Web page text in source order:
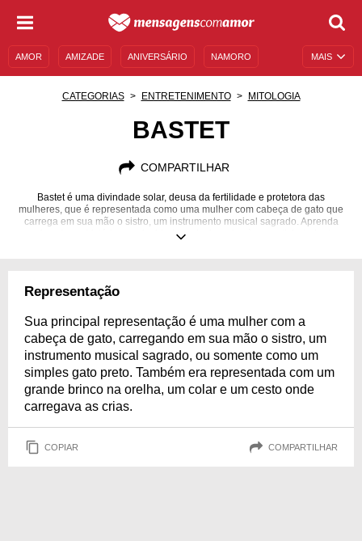
MAIS
AMOR AMIZADE ANIVERSÁRIO NAMORO
CATEGORIAS ENTRETENIMENTO MITOLOGIA
BASTET
COMPARTILHAR
Bastet é uma divindade solar, deusa da fertilidade e protetora das
mulheres, que é representada como uma mulher com cabeça de gato que
carrega em sua mão o sistro, um instrumento musical sagrado. Aprenda
mais sobre a história e curiosidades relacionadas à essa divindade da
Representação
Sua principal representação é uma mulher com a
cabeça de gato, carregando em sua mão o sistro, um
instrumento musical sagrado, ou somente como um
simples gato preto. Também era representada com um
grande brinco na orelha, um colar e um cesto onde
carregava as crias.
COPIAR COMPARTILHAR